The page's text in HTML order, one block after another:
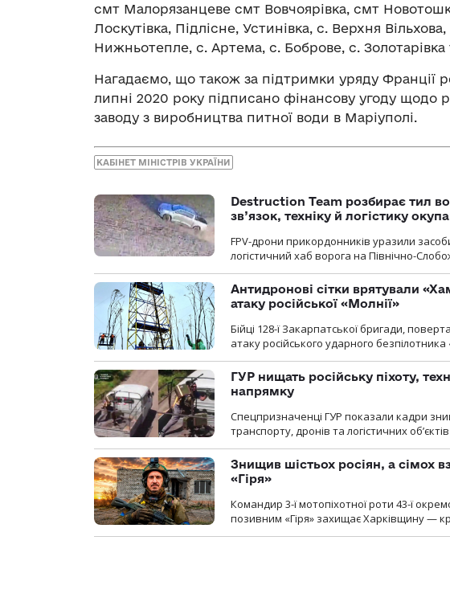
смт Малорязанцеве смт Вовчоярівка, смт
Лоскутівка, Підлісне, Устинівка, с. Верхня
Нижньотепле, с. Артема, с. Боброве, с.
Нагадаємо, що також за підтримки уряду Франції
липні 2020 року підписано фінансову угоду щодо
заводу з виробництва питної води в Маріуполі.
КАБІНЕТ МІНІСТРІВ УКРАЇНИ
Destruction Team розбирає тил
зв’язок, техніку й логістику
FPV-дрони прикордонників уразили
логістичний хаб ворога на Північно-
Антидронові сітки врятували
атаку російської «Молнії»
Бійці 128-ї Закарпатської бригади,
атаку російського ударного безпілотника
ГУР нищать російську піхоту,
напрямку
Спецпризначенці ГУР показали кадри
транспорту, дронів та логістичних
Знищив шістьох росіян, а сімох
«Гіря»
Командир 3-ї мотопіхотної роти 43-ї
позивним «Гіря» захищає Харківщину —